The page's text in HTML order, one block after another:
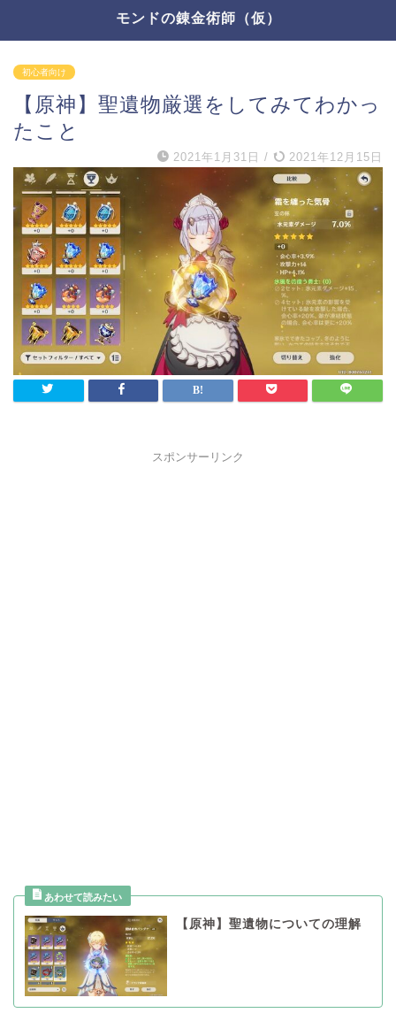
モンドの錬金術師（仮）
初心者向け
【原神】聖遺物厳選をしてみてわかっ
たこと
2021年1月31日 / 2021年12月15日
スポンサーリンク
【原神】聖遺物についての理解